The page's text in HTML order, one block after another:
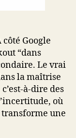
Google
“dans
Le vrai
la maîtrise
à-dire des
où
transforme une